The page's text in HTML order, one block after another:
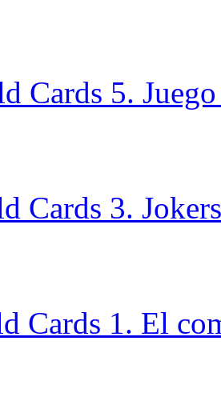
Cards 5.
Cards 3.
Cards 1. El